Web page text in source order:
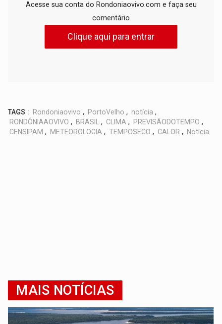
Acesse sua conta do Rondoniaovivo.com e faça seu
comentário
Clique aqui para entrar
TAGS : Rondoniaovivo , PortoVelho , notícia ,
RONDÔNIAAOVIVO , BRASIL , CLIMA , PREVISÃODOTEMPO ,
CENSIPAM , METEOROLOGIA , TEMPOSECO , CALOR , Notícia
MAIS NOTÍCIAS